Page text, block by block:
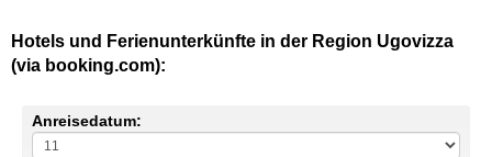
Hotels und Ferienunterkünfte in der Region Ugovizza
(via booking.com):
Anreisedatum: